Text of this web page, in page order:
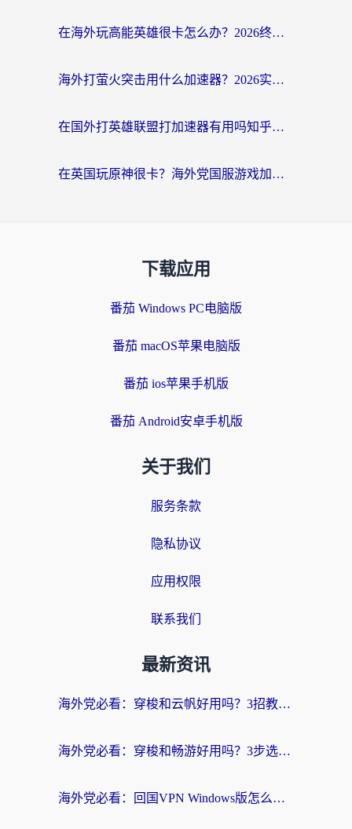
在海外玩高能英雄很卡怎么办？2026终极指南帮你告别延迟卡顿
海外打萤火突击用什么加速器？2026实测靠谱方案+多游戏适配指南
在国外打英雄联盟打加速器有用吗知乎？海外玩家亲测：选对工具比什么都重要
在英国玩原神很卡？海外党国服游戏加速终极指南（附实测有效方案）
下载应用
番茄 Windows PC电脑版
番茄 macOS苹果电脑版
番茄 ios苹果手机版
番茄 Android安卓手机版
关于我们
服务条款
隐私协议
应用权限
联系我们
最新资讯
海外党必看：穿梭和云帆好用吗？3招教你选对回国加速器（附PTT翻墙+QuickbackFly2CN对比）
海外党必看：穿梭和畅游好用吗？3步选对回国加速器，无缝刷国内剧玩国服
海外党必看：回国VPN Windows版怎么选？3步找到最适合你的无缝访问方案